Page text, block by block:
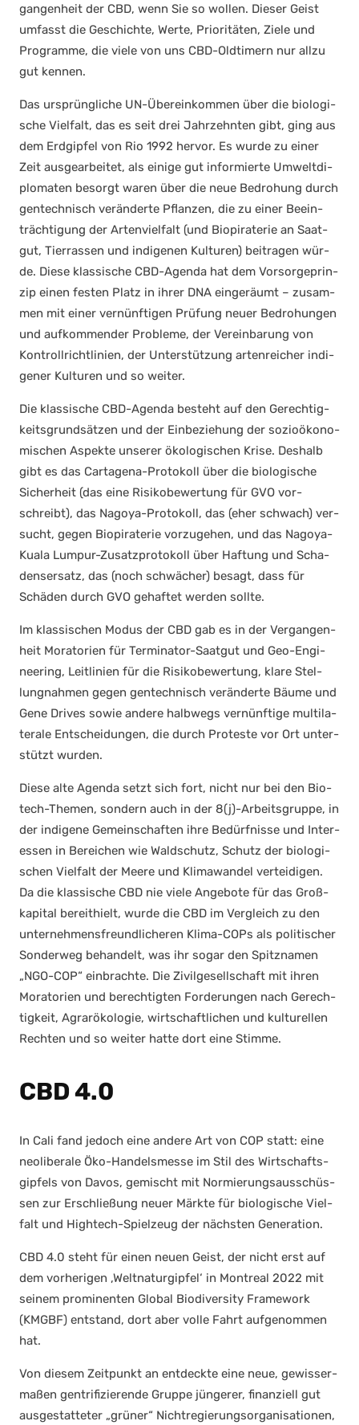
gan­gen­heit der CBD, wenn Sie so wol­len. Die­ser Geist
umfasst die Geschich­te, Wer­te, Prio­ri­tä­ten, Zie­le und
Pro­gram­me, die vie­le von uns CBD-Old­ti­mern nur all­zu
gut ken­nen.
Das ursprüng­li­che UN-Über­ein­kom­men über die bio­lo­gi­
sche Viel­falt, das es seit drei Jahr­zehn­ten gibt, ging aus
dem Erd­gip­fel von Rio 1992 her­vor. Es wur­de zu einer
Zeit aus­ge­ar­bei­tet, als eini­ge gut infor­mier­te Umwelt­di­
plo­ma­ten besorgt waren über die neue Bedro­hung durch
gen­tech­nisch ver­än­der­te Pflan­zen, die zu einer Beein­
träch­ti­gung der Arten­viel­falt (und Bio­pi­ra­te­rie an Saat­
gut, Tier­ras­sen und indi­ge­nen Kul­tu­ren) bei­tra­gen wür­
de. Die­se klas­si­sche CBD-Agen­da hat dem Vor­sor­ge­prin­
zip einen fes­ten Platz in ihrer DNA ein­ge­räumt – zusam­
men mit einer ver­nünf­ti­gen Prü­fung neu­er Bedro­hun­gen
und auf­kom­men­der Pro­ble­me, der Ver­ein­ba­rung von
Kon­troll­richt­li­ni­en, der Unter­stüt­zung arten­rei­cher indi­
ge­ner Kul­tu­ren und so wei­ter.
Die klas­si­sche CBD-Agen­da besteht auf den Gerech­tig­
keits­grund­sät­zen und der Ein­be­zie­hung der sozio­öko­no­
mi­schen Aspek­te unse­rer öko­lo­gi­schen Kri­se. Des­halb
gibt es das Car­ta­ge­na-Pro­to­koll über die bio­lo­gi­sche
Sicher­heit (das eine Risi­ko­be­wer­tung für GVO vor­
schreibt), das Nago­ya-Pro­to­koll, das (eher schwach) ver­
sucht, gegen Bio­pi­ra­te­rie vor­zu­ge­hen, und das Nago­ya-
Kua­la Lum­pur-Zusatz­pro­to­koll über Haf­tung und Scha­
dens­er­satz, das (noch schwä­cher) besagt, dass für
Schä­den durch GVO gehaf­tet wer­den soll­te.
Im klas­si­schen Modus der CBD gab es in der Ver­gan­gen­
heit Mora­to­ri­en für Ter­mi­na­tor-Saat­gut und Geo-Engi­
nee­ring, Leit­li­ni­en für die Risi­ko­be­wer­tung, kla­re Stel­
lung­nah­men gegen gen­tech­nisch ver­än­der­te Bäu­me und
Gene Dri­ves sowie ande­re halb­wegs ver­nünf­ti­ge mul­ti­la­
te­ra­le Ent­schei­dun­gen, die durch Pro­tes­te vor Ort unter­
stützt wur­den.
Die­se alte Agen­da setzt sich fort, nicht nur bei den Bio­
tech-The­men, son­dern auch in der 8(j)-Arbeitsgruppe, in
der indi­ge­ne Gemein­schaf­ten ihre Bedürf­nis­se und Inter­
es­sen in Berei­chen wie Wald­schutz, Schutz der bio­lo­gi­
schen Viel­falt der Mee­re und Kli­ma­wan­del ver­tei­di­gen.
Da die klas­si­sche CBD nie vie­le Ange­bo­te für das Groß­
ka­pi­tal bereit­hielt, wur­de die CBD im Ver­gleich zu den
unter­neh­mens­freund­li­che­ren Kli­ma-COPs als poli­ti­scher
Son­der­weg behan­delt, was ihr sogar den Spitz­na­men
„NGO-COP“ ein­brach­te. Die Zivil­ge­sell­schaft mit ihren
Mora­to­ri­en und berech­tig­ten For­de­run­gen nach Gerech­
tig­keit, Agrar­öko­lo­gie, wirt­schaft­li­chen und kul­tu­rel­len
Rech­ten und so wei­ter hat­te dort eine Stim­me.
CBD 4.0
In Cali fand jedoch eine ande­re Art von COP statt: eine
neo­li­be­ra­le Öko-Han­dels­mes­se im Stil des Wirt­schafts­
gip­fels von Davos, gemischt mit Nor­mie­rungs­aus­schüs­
sen zur Erschlie­ßung neu­er Märk­te für bio­lo­gi­sche Viel­
falt und High­tech-Spiel­zeug der nächs­ten Gene­ra­ti­on.
CBD 4.0 steht für einen neu­en Geist, der nicht erst auf
dem vor­he­ri­gen ‚Welt­na­tur­gip­fel‘ in Mont­re­al 2022 mit
sei­nem pro­mi­nen­ten Glo­bal Bio­di­ver­si­ty Frame­work
(KMGBF) ent­stand, dort aber vol­le Fahrt auf­ge­nom­men
hat.
Von die­sem Zeit­punkt an ent­deck­te eine neue, gewis­ser­
ma­ßen gen­tri­fi­zie­ren­de Grup­pe jün­ge­rer, finan­zi­ell gut
aus­ge­stat­te­ter „grü­ner“ Nicht­re­gie­rungs­or­ga­ni­sa­tio­nen,